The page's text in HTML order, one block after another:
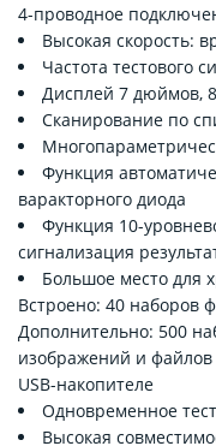
4-проводное
Высокая скорость:
Частота тестового
Дисплей 7 дюймов,
Сканирование по
Функция
варакторного диода
Функция 10-
сигнализация
Большое место для
Встроено: 40 наборов
Дополнительно: 500
изображений и
USB-накопителе
Одновременное
Высокая